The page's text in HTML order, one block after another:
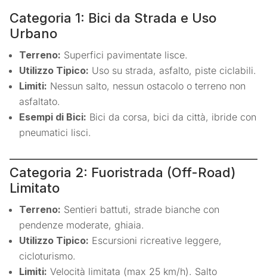
Categoria 1: Bici da Strada e Uso
Urbano
Terreno: Superfici pavimentate lisce.
Utilizzo Tipico: Uso su strada, asfalto, piste ciclabili.
Limiti: Nessun salto, nessun ostacolo o terreno non
asfaltato.
Esempi di Bici: Bici da corsa, bici da città, ibride con
pneumatici lisci.
Categoria 2: Fuoristrada (Off-Road)
Limitato
Terreno: Sentieri battuti, strade bianche con
pendenze moderate, ghiaia.
Utilizzo Tipico: Escursioni ricreative leggere,
cicloturismo.
Limiti: Velocità limitata (max 25 km/h). Salto